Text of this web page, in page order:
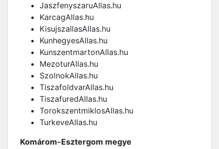
JaszfenyszaruAllas.hu
KarcagAllas.hu
KisujszallasAllas.hu
KunhegyesAllas.hu
KunszentmartonAllas.hu
MezoturAllas.hu
SzolnokAllas.hu
TiszafoldvarAllas.hu
TiszafuredAllas.hu
TorokszentmiklosAllas.hu
TurkeveAllas.hu
Komárom-Esztergom megye